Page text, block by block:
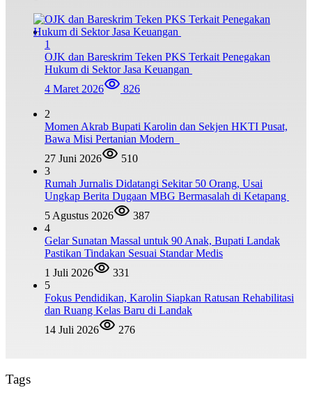
1
OJK dan Bareskrim Teken PKS Terkait Penegakan
Hukum di Sektor Jasa Keuangan
4 Maret 2026
826
2
Momen Akrab Bupati Karolin dan Sekjen HKTI Pusat,
Bawa Misi Pertanian Modern
27 Juni 2026
510
3
Rumah Jurnalis Didatangi Sekitar 50 Orang, Usai
Ungkap Berita Dugaan MBG Bermasalah di Ketapang
5 Agustus 2026
387
4
Gelar Sunatan Massal untuk 90 Anak, Bupati Landak
Pastikan Tindakan Sesuai Standar Medis
1 Juli 2026
331
5
Fokus Pendidikan, Karolin Siapkan Ratusan Rehabilitasi
dan Ruang Kelas Baru di Landak
14 Juli 2026
276
Tags